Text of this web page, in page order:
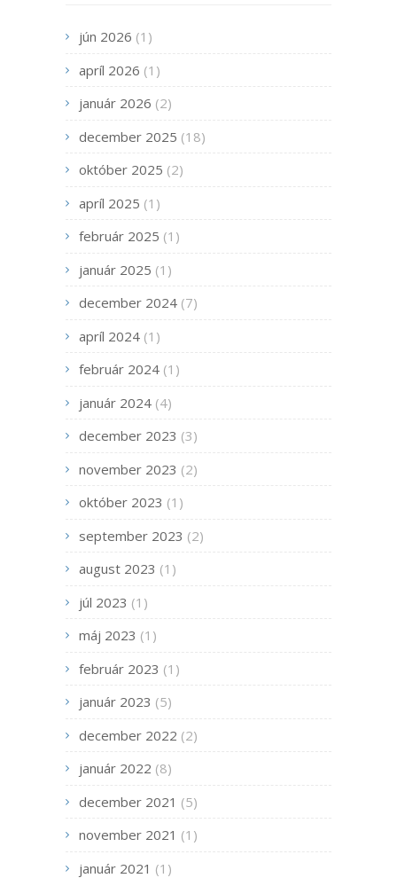
jún 2026 (1)
apríl 2026 (1)
január 2026 (2)
december 2025 (18)
október 2025 (2)
apríl 2025 (1)
február 2025 (1)
január 2025 (1)
december 2024 (7)
apríl 2024 (1)
február 2024 (1)
január 2024 (4)
december 2023 (3)
november 2023 (2)
október 2023 (1)
september 2023 (2)
august 2023 (1)
júl 2023 (1)
máj 2023 (1)
február 2023 (1)
január 2023 (5)
december 2022 (2)
január 2022 (8)
december 2021 (5)
november 2021 (1)
január 2021 (1)